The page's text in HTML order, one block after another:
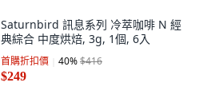
Saturnbird 訊息系列 冷萃咖啡 N 經
典綜合 中度烘焙, 3g, 1個, 6入
首購折扣價 40%$416
$249